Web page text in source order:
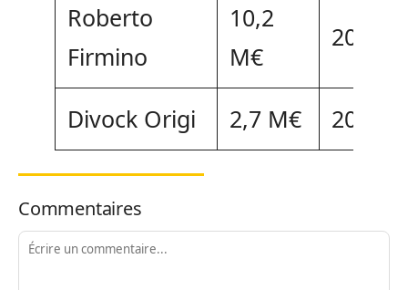
Roberto
Firmino
10,2
M€
2023
Divock Origi 2,7 M€ 2024
Commentaires